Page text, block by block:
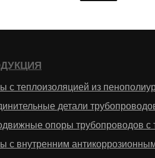
с теплоизоляцией из
детали
опоры трубопроводов с
с внутренним